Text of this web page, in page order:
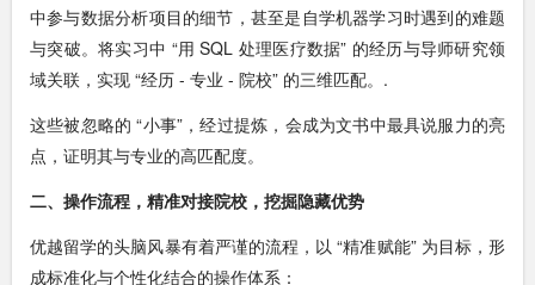
中参与数据分析项目的细节，甚至是自学机器学习时遇到的难题
与突破。将实习中 “用 SQL 处理医疗数据” 的经历与导师研究领
域关联，实现 “经历 - 专业 - 院校” 的三维匹配。.
这些被忽略的 “小事”，经过提炼，会成为文书中最具说服力的亮
点，证明其与专业的高匹配度。
二、操作流程 ， 精准对接院校，挖掘隐藏优势
优越留学的头脑风暴有着严谨的流程，以 “精准赋能” 为目标，形
成标准化与个性化结合的操作体系：